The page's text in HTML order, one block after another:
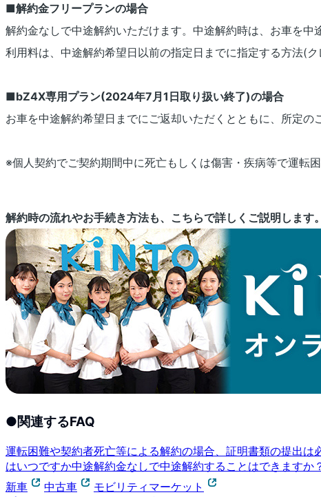
■解約金フリープランの場合
解約金なしで中途解約いただけます。中途解約時は、お車を
利用料は、中途解約希望日以前の指定日までに指定する方法(
■bZ4X専用プラン(2024年7月1日取り扱い終了)の場合
お車を中途解約希望日までにご返却いただくとともに、所定
※個人契約でご契約期間中に死亡もしくは傷害・疾病等で運転
解約時の流れやお手続き方法も、こちらで詳しくご説明します。
●関連するFAQ
運転困難や契約者死亡等による解約の場合、証明書類の提出は
はいつですか中途解約金なしで中途解約することはできますか
新車
中古車
モビリティマーケット